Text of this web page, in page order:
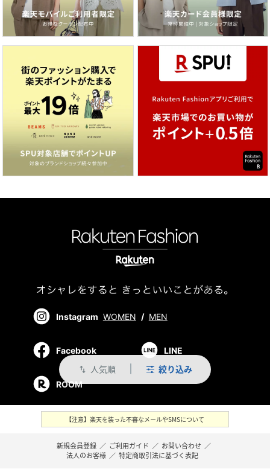
swap_vert 人気順 絞り込み
Instagram WOMEN / MEN
Facebook LINE
ROOM
【注意】楽天を装った不審なメールやSMSについて
新規会員登録 ／ ご利用ガイド ／ お問い合わせ ／
法人のお客様 ／ 特定商取引法に基づく表記